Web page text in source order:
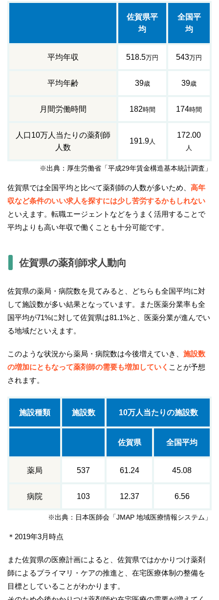
佐賀県平
均
全国平
均
平均年収 518.5万円 543万円
平均年齢 39歳 39歳
月間労働時間 182時間 174時間
人口10万人当たりの薬剤師
人数
191.9人
172.00
人
※出典：厚生労働省「平成29年賃金構造基本統計調査」
佐賀県では全国平均と比べて薬剤師の人数が多いため、 高年
収など条件のいい求人を探すには少し苦労するかもしれない
といえます。転職エージェントなどをうまく活用することで
平均よりも高い年収で働くことも十分可能です。
佐賀県の薬剤師求人動向
佐賀県の薬局・病院数を見てみると、どちらも全国平均に対
して施設数が多い結果となっています。また医薬分業率も全
国平均が71%に対して佐賀県は81.1%と、医薬分業が進んでい
る地域だといえます。
このような状況から薬局・病院数は今後増えていき、 施設数
の増加にともなって薬剤師の需要も増加していく ことが予想
されます。
施設種類 施設数 10万人当たりの施設数
佐賀県 全国平均
薬局 537 61.24 45.08
病院 103 12.37 6.56
※出典：日本医師会「JMAP 地域医療情報システム」
＊2019年3月時点
また佐賀県の医療計画によると、佐賀県ではかかりつけ薬剤
師によるプライマリ・ケアの推進と、在宅医療体制の整備を
目標としていることがわかります。